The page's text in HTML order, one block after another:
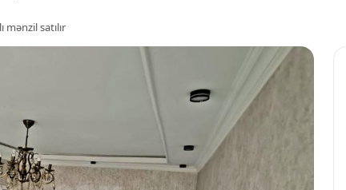
mənzil satılır